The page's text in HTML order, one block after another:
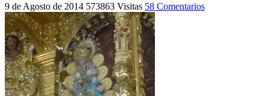
9 de Agosto de 2014 573863 Visitas 58 Comentarios